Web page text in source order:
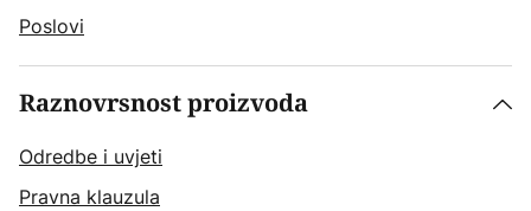
Poslovi
Raznovrsnost proizvoda
Odredbe i uvjeti
Pravna klauzula